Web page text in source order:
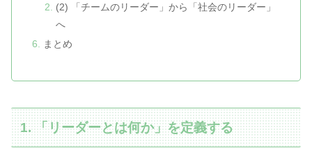
(2) 「チームのリーダー」から「社会のリーダー」
へ
まとめ
1. 「リーダーとは何か」を定義する